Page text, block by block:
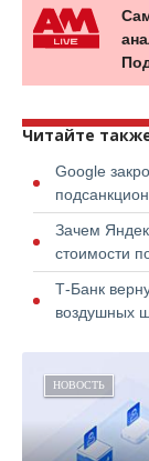
Читайте
Google
Зачем
стоимости
Т-Банк
воздушных
НОВОСТЬ